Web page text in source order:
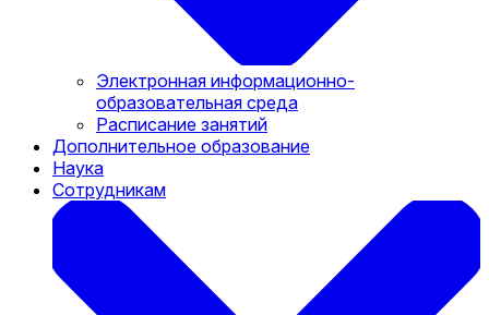
Электронная информационно-
образовательная среда
Расписание занятий
Дополнительное образование
Наука
Сотрудникам